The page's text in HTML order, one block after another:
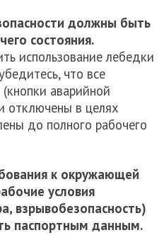
должны быть
состояния.
использование лебедки
что все
аварийной
отключены в целях
до полного рабочего
к окружающей
условия
взрывобезопасность)
паспортным данным.